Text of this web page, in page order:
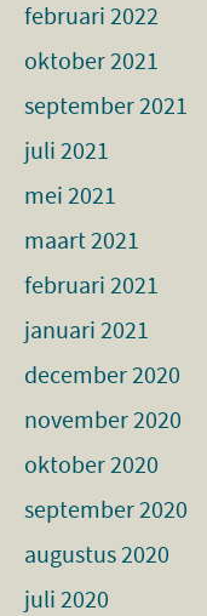
februari 2022
oktober 2021
september 2021
juli 2021
mei 2021
maart 2021
februari 2021
januari 2021
december 2020
november 2020
oktober 2020
september 2020
augustus 2020
juli 2020